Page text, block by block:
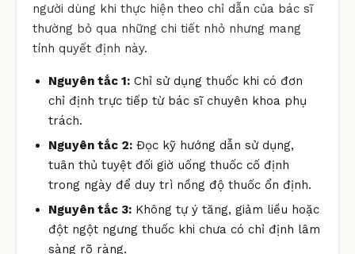
người dùng khi thực hiện theo chỉ dẫn của bác sĩ
thường bỏ qua những chi tiết nhỏ nhưng mang
tính quyết định này.
Nguyên tắc 1: Chỉ sử dụng thuốc khi có đơn
chỉ định trực tiếp từ bác sĩ chuyên khoa phụ
trách.
Nguyên tắc 2: Đọc kỹ hướng dẫn sử dụng,
tuân thủ tuyệt đối giờ uống thuốc cố định
trong ngày để duy trì nồng độ thuốc ổn định.
Nguyên tắc 3: Không tự ý tăng, giảm liều hoặc
đột ngột ngưng thuốc khi chưa có chỉ định lâm
sàng rõ ràng.